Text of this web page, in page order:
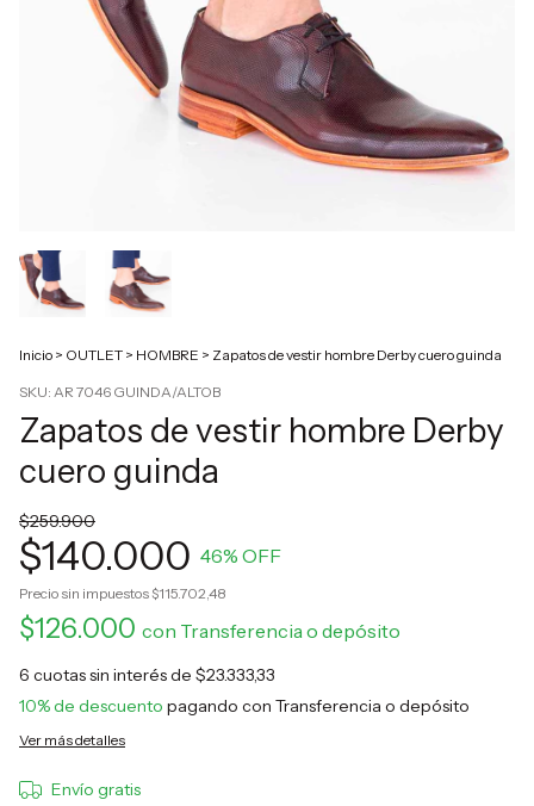
Inicio > OUTLET > HOMBRE > Zapatos de vestir hombre Derby cuero guinda
SKU: AR 7046 GUINDA/ALTOB
Zapatos de vestir hombre Derby
cuero guinda
$259.900
$140.000 46% OFF
Precio sin impuestos$115.702,48
$126.000 con Transferencia o depósito
6 cuotas sin interés de $23.333,33
10% de descuento pagando con Transferencia o depósito
Ver más detalles
Envío gratis